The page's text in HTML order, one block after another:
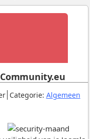
. Categorie: Algemeen.